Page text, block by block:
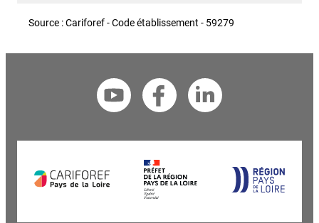
Source : Cariforef - Code établissement - 59279